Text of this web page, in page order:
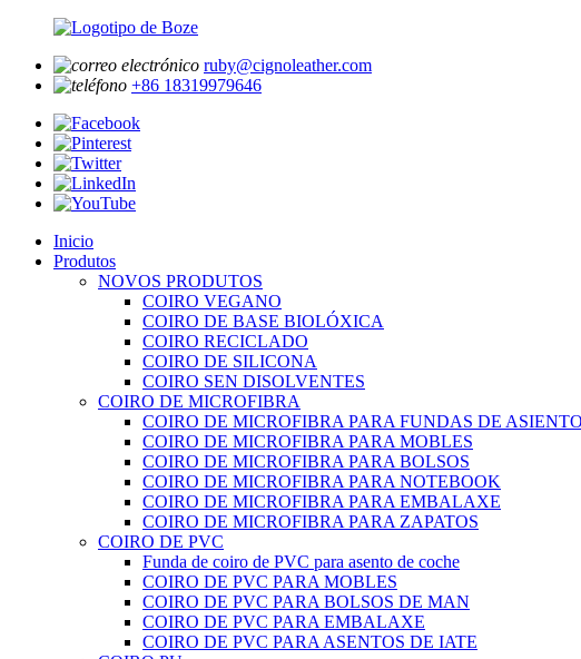
ruby@cignoleather.com
+86 18319979646
Inicio
Produtos
NOVOS PRODUTOS
COIRO VEGANO
COIRO DE BASE BIOLÓXICA
COIRO RECICLADO
COIRO DE SILICONA
COIRO SEN DISOLVENTES
COIRO DE MICROFIBRA
COIRO DE MICROFIBRA PARA FUNDAS DE
COIRO DE MICROFIBRA PARA MOBLES
COIRO DE MICROFIBRA PARA BOLSOS
COIRO DE MICROFIBRA PARA NOTEBOOK
COIRO DE MICROFIBRA PARA EMBALAXE
COIRO DE MICROFIBRA PARA ZAPATOS
COIRO DE PVC
Funda de coiro de PVC para asento de coche
COIRO DE PVC PARA MOBLES
COIRO DE PVC PARA BOLSOS DE MAN
COIRO DE PVC PARA EMBALAXE
COIRO DE PVC PARA ASENTOS DE IATE